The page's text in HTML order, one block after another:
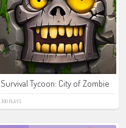
Survival Tycoon: City of Zombie
390 PLAYS